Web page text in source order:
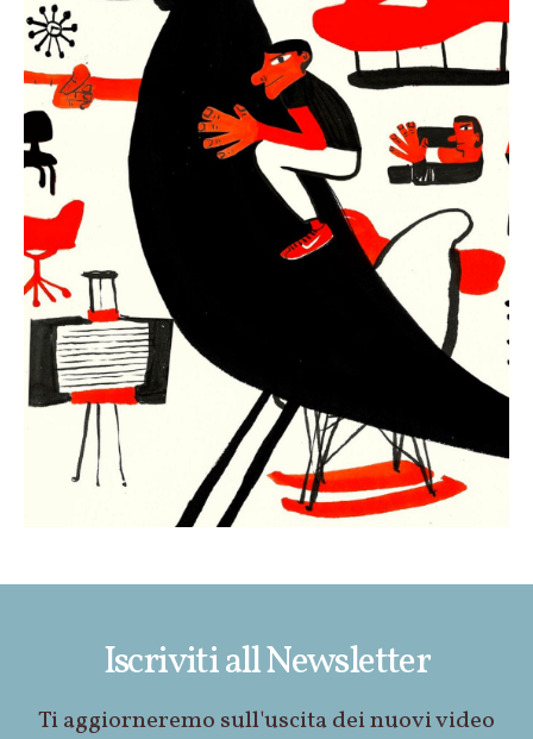
Iscriviti all Newsletter
Ti aggiorneremo sull'uscita dei nuovi video